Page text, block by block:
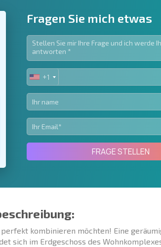
Newsletter abonnieren | Durch Anklicken des
Nutzung Ihrer Daten zu.
Eine Nachricht schicken
Fragen Sie mich etwas
UNITED
STATES
+1
+1
FRAGE STELLEN
kombinieren möchten! Eine
sich im Erdgeschoss des